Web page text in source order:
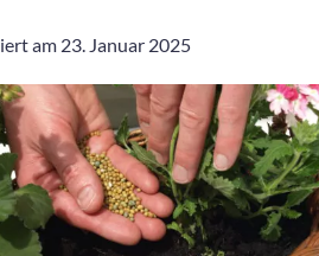
am 23. Januar 2025